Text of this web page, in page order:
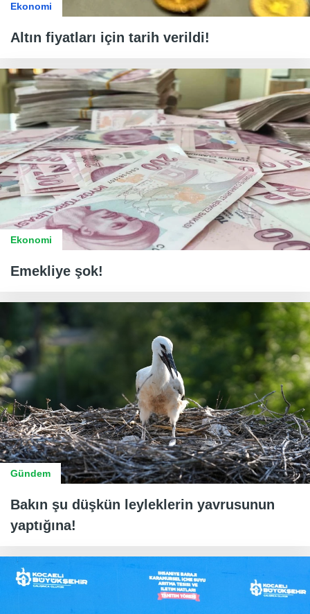
Ekonomi
Altın fiyatları için tarih verildi!
Ekonomi
Emekliye şok!
Gündem
Bakın şu düşkün leyleklerin yavrusunun
yaptığına!